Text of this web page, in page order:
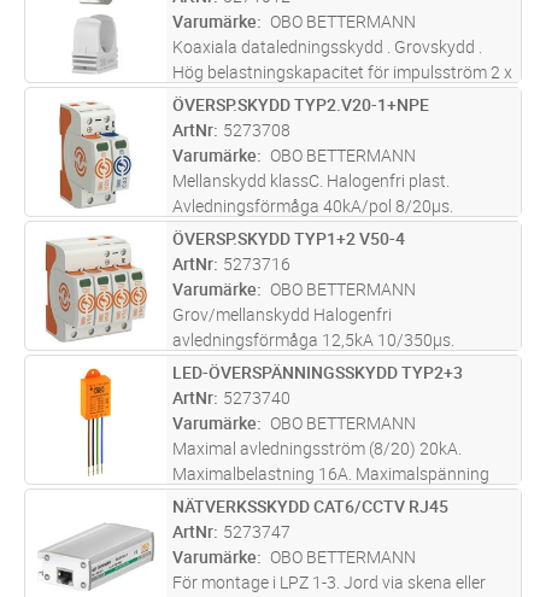
Potentialfri växlande signalkontakt
Varumärke
OBO BETTERMANN
Koaxiala dataledningsskydd . Grovskydd .
Hög belastningskapacitet för impulsström 2 x
2,5 kA (10/350). Enkel montering
(mellankontakt), m = kontakt, w = uttag. Olika
kontaktkombinationer. Med F-...läs mer
ST Lägg i kundvagn
ÖVERSP.SKYDD TYP2.V20-1+NPE
ArtNr 5273708
Varumärke
OBO BETTERMANN
Mellanskydd klassC. Halogenfri plast.
Avledningsförmåga 40kA/pol 8/20µs.
Restspänning max 1,3kV. Max försäkring
160A. Maximal driftspänning 280V
ST Lägg i kundvagn
ÖVERSP.SKYDD TYP1+2 V50-4
ArtNr 5273716
Varumärke
OBO BETTERMANN
Grov/mellanskydd Halogenfri
avledningsförmåga 12,5kA 10/350µs.
Restspänning max 1,3kV. Max försäkring
160A. Maximaldriftspänning 280V. TN-S nät
ST Lägg i kundvagn
LED-ÖVERSPÄNNINGSSKYDD TYP2+3
ArtNr 5273740
Varumärke
OBO BETTERMANN
Maximal avledningsström (8/20) 20kA.
Maximalbelastning 16A. Maximalspänning
255V. Restspänning max 1,5kV L/N-PE & L-N
1,3kV. Lysdiod för förbrukat skydd. Grön diod
skydd ok, släkt diod förbrukat skyd
ST Lägg i kundvagn
NÄTVERKSSKYDD CAT6/CCTV RJ45
ArtNr 5273747
Varumärke
OBO BETTERMANN
För montage i LPZ 1-3. Jord via skena eller